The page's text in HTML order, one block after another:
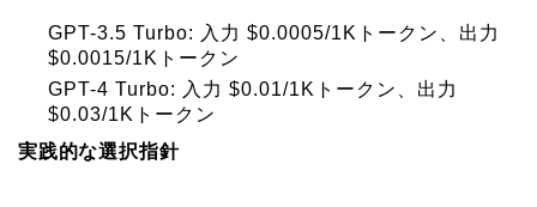
GPT-3.5 Turbo: 入力 $0.0005/1Kトークン、出力
$0.0015/1Kトークン
GPT-4 Turbo: 入力 $0.01/1Kトークン、出力
$0.03/1Kトークン
実践的な選択指針